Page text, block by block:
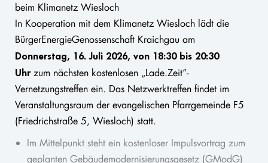
beim Klimanetz Wiesloch
In Kooperation mit dem Klimanetz Wiesloch lädt die
BürgerEnergieGenossenschaft Kraichgau am
Donnerstag, 16. Juli 2026, von 18:30 bis 20:30
Uhrzum nächsten kostenlosen „Lade.Zeit“-
Vernetzungstreffen ein. Das Netzwerktreffen findet im
Veranstaltungsraum der evangelischen Pfarrgemeinde F5
(Friedrichstraße 5, Wiesloch) statt.
Im Mittelpunkt steht ein kostenloser Impulsvortrag zum
geplanten Gebäudemodernisierungsgesetz (GModG)